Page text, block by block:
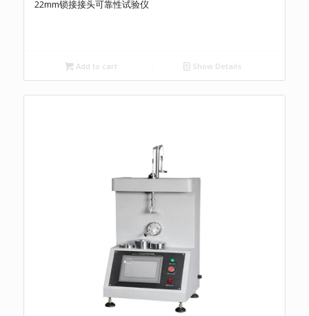
22mm锁接接头可靠性试验仪
Add to cart Show Details